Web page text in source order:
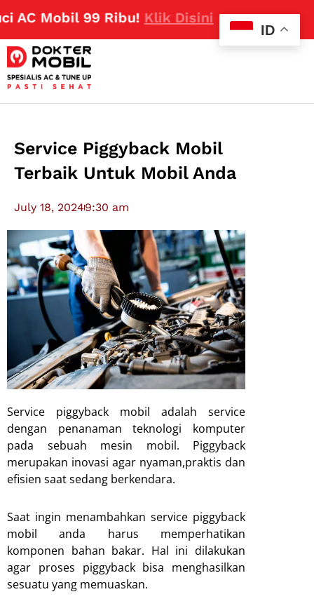
Mobil 99 Ribu!Klik Disini
Service Piggyback Mobil
Terbaik Untuk Mobil Anda
July 18, 20249:30 am
Service piggyback mobil adalah service
dengan penanaman teknologi komputer
pada sebuah mesin mobil. Piggyback
merupakan inovasi agar nyaman,praktis dan
efisien saat sedang berkendara.
Saat ingin menambahkan service piggyback
mobil anda harus memperhatikan
komponen bahan bakar. Hal ini dilakukan
agar proses piggyback bisa menghasilkan
sesuatu yang memuaskan.
ID